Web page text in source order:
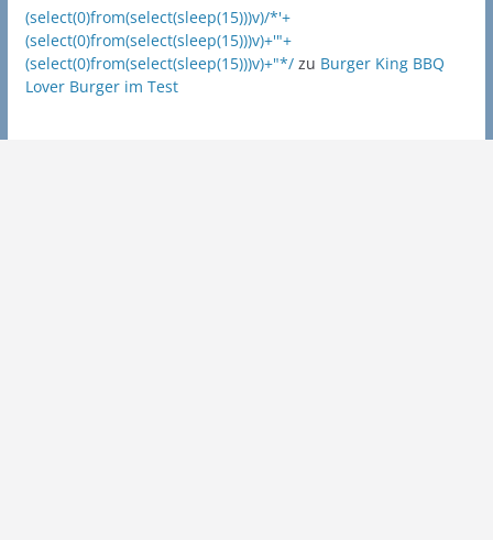
(select(0)from(select(sleep(15)))v)/*'+
(select(0)from(select(sleep(15)))v)+'"+
(select(0)from(select(sleep(15)))v)+"*/zu Burger King BBQ
Lover Burger im Test